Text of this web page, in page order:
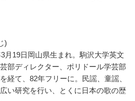
)
月19日岡山県生まれ。駒沢大学英文
部ディレクター、ポリドール学芸部
経て、82年フリーに。民謡、童謡、
い研究を行い、とくに日本の歌の歴